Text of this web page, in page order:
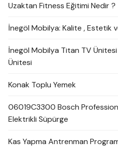
Uzaktan Fitness Eğitimi Nedir ?
İnegöl Mobilya: Kalite , Estetik
İnegöl Mobilya Titan TV Ünitesi
Ünitesi
Konak Toplu Yemek
06019C3300 Bosch
Elektrikli Süpürge
Kas Yapma Antrenman